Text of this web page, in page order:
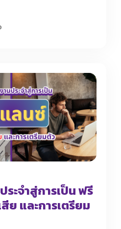
ระจำสู่การเป็น ฟรี
ย และการเตรียม